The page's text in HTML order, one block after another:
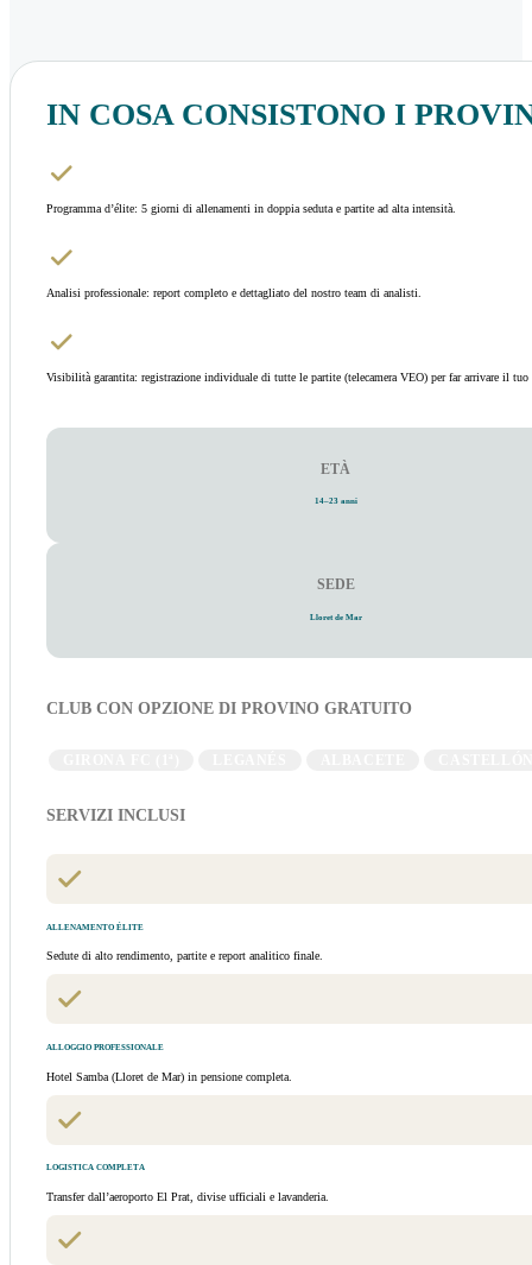
IN COSA CONSISTONO I
Programma d’élite: 5 giorni di allenamenti in doppia seduta e partite ad alta intensità.
Analisi professionale: report completo e dettagliato del nostro team di analisti.
Visibilità garantita: registrazione individuale di tutte le partite (telecamera VEO) per far arrivare il
ETÀ
14–23 anni
SEDE
Lloret de Mar
CLUB CON OPZIONE DI PROVINO GRATUITO
SERVIZI INCLUSI
ALLENAMENTO ÉLITE
Sedute di alto rendimento, partite e report analitico finale.
ALLOGGIO PROFESSIONALE
Hotel Samba (Lloret de Mar) in pensione completa.
LOGISTICA COMPLETA
Transfer dall’aeroporto El Prat, divise ufficiali e lavanderia.